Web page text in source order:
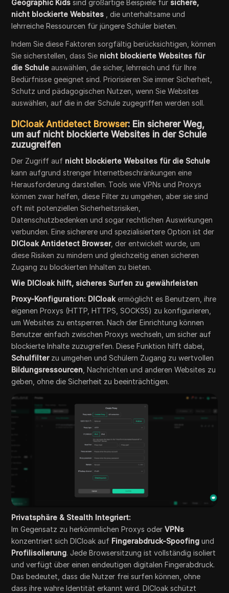
Geographic Kids sind großartige Beispiele für sichere,
nicht blockierte Websites , die unterhaltsame und
lehrreiche Ressourcen für jüngere Schüler bieten.
Indem Sie diese Faktoren sorgfältig berücksichtigen, können
Sie sicherstellen, dass Sie nicht blockierte Websites für
die Schule auswählen, die sicher, lehrreich und für Ihre
Bedürfnisse geeignet sind. Priorisieren Sie immer Sicherheit,
Schutz und pädagogischen Nutzen, wenn Sie Websites
auswählen, auf die in der Schule zugegriffen werden soll.
DICloak Antidetect Browser: Ein sicherer Weg,
um auf nicht blockierte Websites in der Schule
zuzugreifen
Der Zugriff auf nicht blockierte Websites für die Schule
kann aufgrund strenger Internetbeschränkungen eine
Herausforderung darstellen. Tools wie VPNs und Proxys
können zwar helfen, diese Filter zu umgehen, aber sie sind
oft mit potenziellen Sicherheitsrisiken,
Datenschutzbedenken und sogar rechtlichen Auswirkungen
verbunden. Eine sicherere und spezialisiertere Option ist der
DICloak Antidetect Browser, der entwickelt wurde, um
diese Risiken zu mindern und gleichzeitig einen sicheren
Zugang zu blockierten Inhalten zu bieten.
Wie DICloak hilft, sicheres Surfen zu gewährleisten
Proxy-Konfiguration: DICloak ermöglicht es Benutzern, ihre
eigenen Proxys (HTTP, HTTPS, SOCKS5) zu konfigurieren,
um Websites zu entsperren. Nach der Einrichtung können
Benutzer einfach zwischen Proxys wechseln, um sicher auf
blockierte Inhalte zuzugreifen. Diese Funktion hilft dabei,
Schulfilterzu umgehen und Schülern Zugang zu wertvollen
Bildungsressourcen , Nachrichten und anderen Websites zu
geben, ohne die Sicherheit zu beeinträchtigen.
Privatsphäre & Stealth Integriert:
Im Gegensatz zu herkömmlichen Proxys oderVPNs
konzentriert sich DICloak auf Fingerabdruck-Spoofing und
Profilisolierung. Jede Browsersitzung ist vollständig isoliert
und verfügt über einen eindeutigen digitalen Fingerabdruck.
Das bedeutet, dass die Nutzer frei surfen können, ohne
dass ihre wahre Identität erkannt wird. DICloak schützt